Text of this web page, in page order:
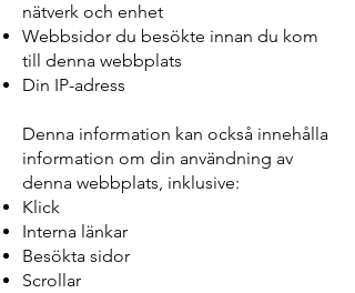
nätverk och enhet
Webbsidor du besökte innan du kom
till denna webbplats
Din IP-adress
Denna information kan också innehålla
information om din användning av
denna webbplats, inklusive:
Klick
Interna länkar
Besökta sidor
Scrollar